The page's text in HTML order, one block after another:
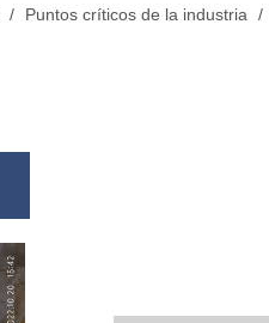
/ Puntos críticos de la industria /